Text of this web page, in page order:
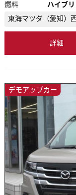
燃料
ハイブ
東海マツダ（愛知）
詳細
デモアップカー